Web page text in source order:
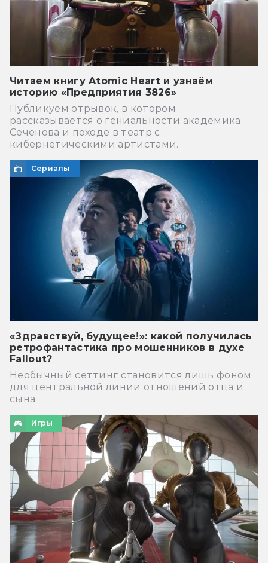
Читаем книгу Atomic Heart и узнаём
историю «Предприятия 3826»
Публикуем отрывок, в котором
рассказывается о гениальности академика
Сеченова и походе в театр с
кибернетическими артистами.
Сериалы
«Здравствуй, будущее!»: какой получилась
ретрофантастика про мошенников в духе
Fallout?
Необычный сеттинг становится лишь фоном
для центральной линии отношений отца и
сына.
Игры